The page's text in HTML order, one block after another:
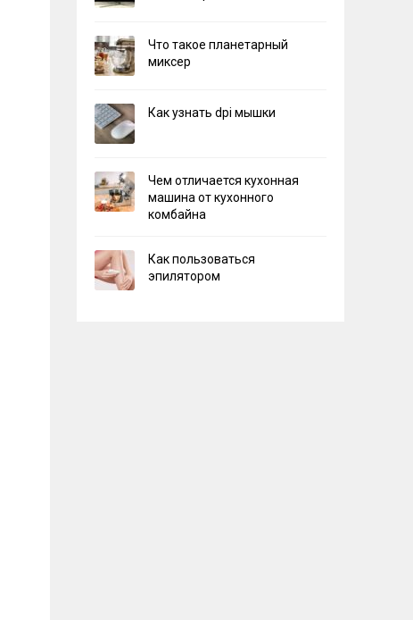
Что такое планетарный
миксер
Как узнать dpi мышки
Чем отличается кухонная
машина от кухонного
комбайна
Как пользоваться
эпилятором